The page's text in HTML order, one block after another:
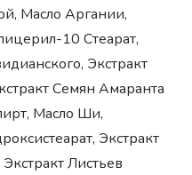
Масло Аргании,
10 Стеарат,
Экстракт
Семян Амаранта
Масло Ши,
Экстракт
Листьев